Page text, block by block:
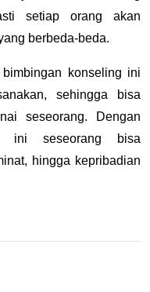
setiap orang akan
berbeda-beda.
konseling ini
sehingga bisa
seseorang. Dengan
ini seseorang bisa
hingga kepribadian